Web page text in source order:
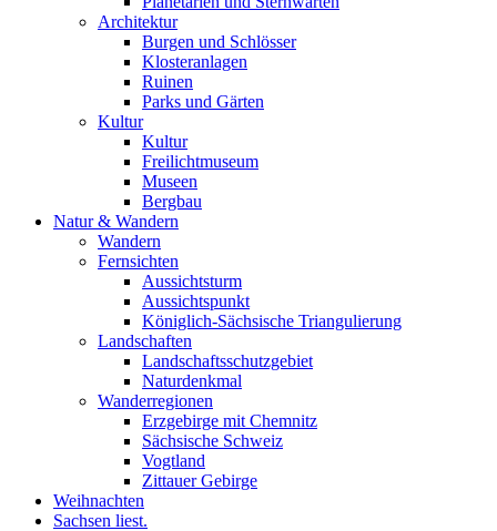
Architektur
Burgen und Schlösser
Klosteranlagen
Ruinen
Parks und Gärten
Kultur
Kultur
Freilichtmuseum
Museen
Bergbau
Natur & Wandern
Wandern
Fernsichten
Aussichtsturm
Aussichtspunkt
Königlich-Sächsische Triangulierung
Landschaften
Landschaftsschutzgebiet
Naturdenkmal
Wanderregionen
Erzgebirge mit Chemnitz
Sächsische Schweiz
Vogtland
Zittauer Gebirge
Weihnachten
Sachsen liest.